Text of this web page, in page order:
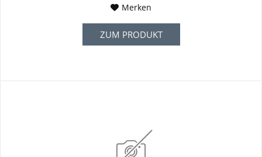
Merken
ZUM PRODUKT